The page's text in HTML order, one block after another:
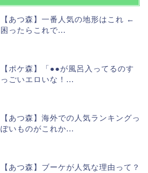
【あつ森】一番人気の地形はこれ ←
困ったらこれで...
【ポケ森】「●●が風呂入ってるのす
っごいエロいな！...
【あつ森】海外での人気ランキングっ
ぽいものがこれか...
【あつ森】ブーケが人気な理由って？